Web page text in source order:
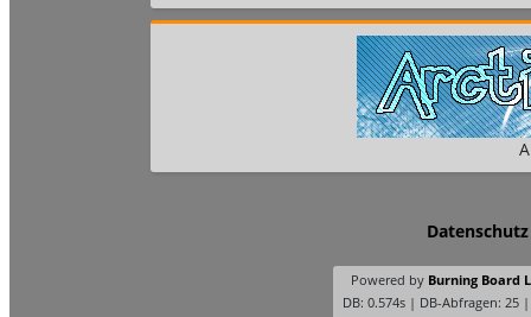
Datenschutz
Powered by Burning Board
DB: 0.574s | DB-Abfragen: 25